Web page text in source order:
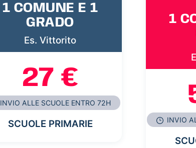
1 COMUNE E 1
GRADO
Es. Vittorito
27 €
INVIO ALLE SCUOLE ENTRO 72H
SCUOLE PRIMARIE
1
INVIO